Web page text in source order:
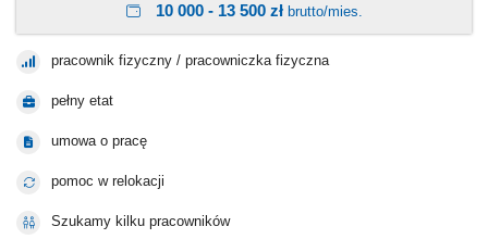
10 000 - 13 500 złbrutto/mies.
pracownik fizyczny / pracowniczka fizyczna
pełny etat
umowa o pracę
pomoc w relokacji
Szukamy kilku pracowników